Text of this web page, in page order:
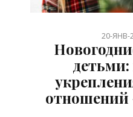
////////////
20-ЯНВ-